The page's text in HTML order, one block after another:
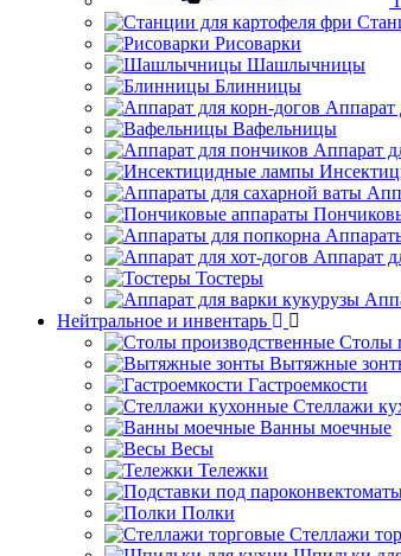
Рисоварки
Шашлычницы
Блинницы
Аппарат
Вафельницы
Аппарат
Аппарат
Тостеры
Нейтральное и инвентарь
Столы
Вытяжные
Гастроемкости
Стеллажи
Ванны моечные
Весы
Тележки
Полки
Стеллажи